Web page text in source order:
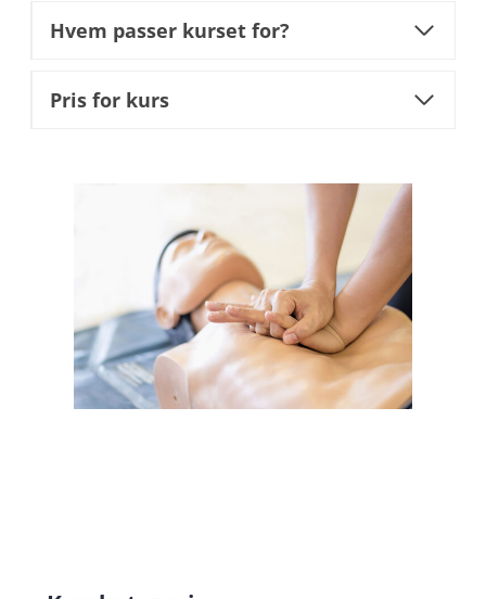
Hvem passer kurset for?
Pris for kurs